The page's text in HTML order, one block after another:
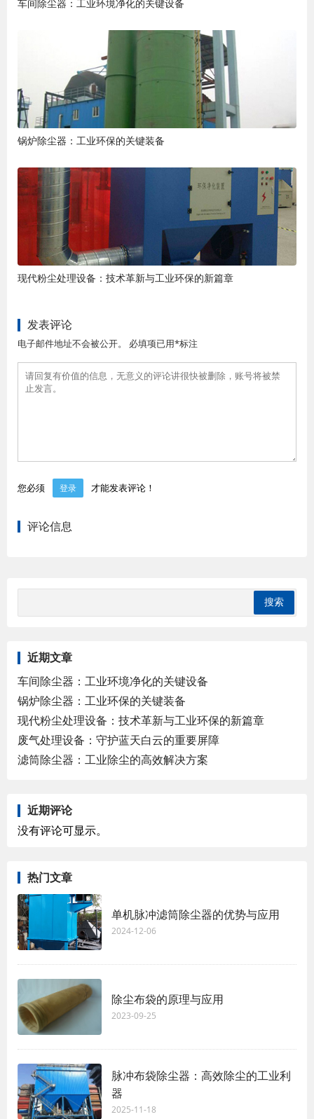
车间除尘器：工业环境净化的关键设备
锅炉除尘器：工业环保的关键装备
现代粉尘处理设备：技术革新与工业环保的新篇章
发表评论
电子邮件地址不会被公开。 必填项已用*标注
您必须 登录 才能发表评论！
评论信息
近期文章
车间除尘器：工业环境净化的关键设备
锅炉除尘器：工业环保的关键装备
现代粉尘处理设备：技术革新与工业环保的新篇章
废气处理设备：守护蓝天白云的重要屏障
滤筒除尘器：工业除尘的高效解决方案
近期评论
没有评论可显示。
热门文章
单机脉冲滤筒除尘器的优势与应用
2024-12-06
除尘布袋的原理与应用
2023-09-25
脉冲布袋除尘器：高效除尘的工业利
器
2025-11-18